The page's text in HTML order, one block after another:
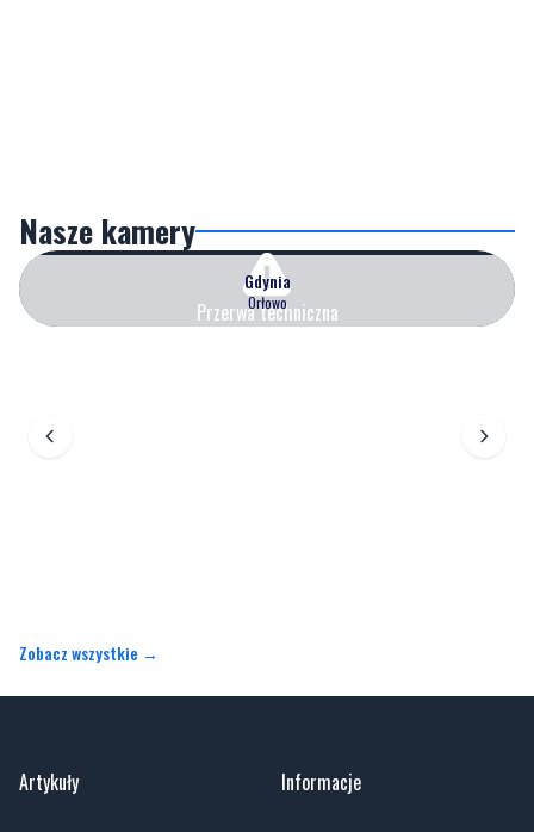
Nasze kamery
Przerwa techniczna
Gdynia
Orłowo
Zobacz wszystkie →
Artykuły Informacje